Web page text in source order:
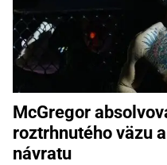
McGregor
roztrhnutého väzu
návratu